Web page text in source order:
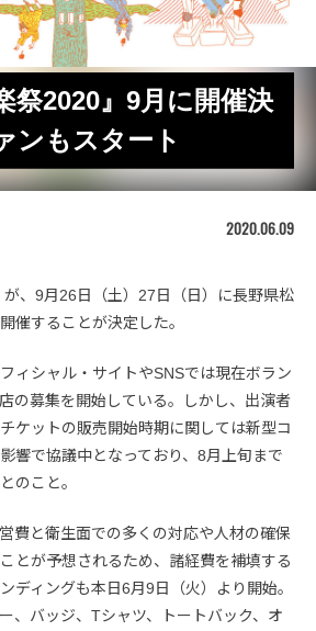
祭2020』9月に開催決
もスタート
2020.06.09
が、9月26日（土）27日（日）に長野県松
催することが決定した。
ィシャル・サイトやSNSでは現在ボラン
の募集を開始している。しかし、出演者
ケットの販売開始時期に関しては新型コ
響で協議中となっており、8月上旬まで
のこと。
費と衛生面での多くの対応や人材の確保
とが予想されるため、諸経費を補填する
ディングも本日6月9日（火）より開始。
、バッジ、Tシャツ、トートバック、オ